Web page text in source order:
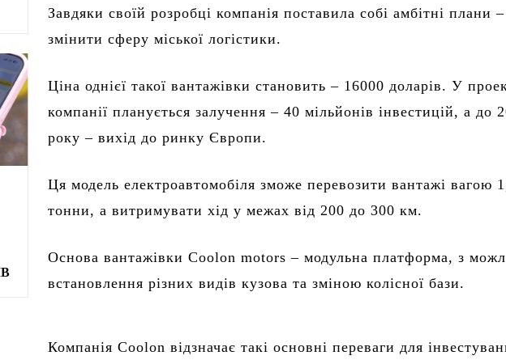
Завдяки своїй розробці компанія поставила собі амбітні плани –
змінити сферу міської логістики.
Ціна однієї такої вантажівки становить – 16000 доларів. У
компанії планується залучення – 40 мільйонів інвестицій, а до
року – вихід до ринку Європи.
Ця модель електроавтомобіля зможе перевозити вантажі вагою
тонни, а витримувати хід у межах від 200 до 300 км.
Основа вантажівки Coolon motors – модульна платформа, з
встановлення різних видів кузова та зміною колісної бази.
Компанія Coolon відзначає такі основні переваги для